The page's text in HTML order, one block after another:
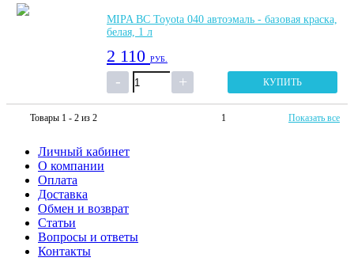
MIPA BC Toyota 040 автоэмаль - базовая краска,
белая, 1 л
2 110 РУБ.
КУПИТЬ
Товары 1 - 2 из 2 1 Показать все
Личный кабинет
О компании
Оплата
Доставка
Обмен и возврат
Статьи
Вопросы и ответы
Контакты